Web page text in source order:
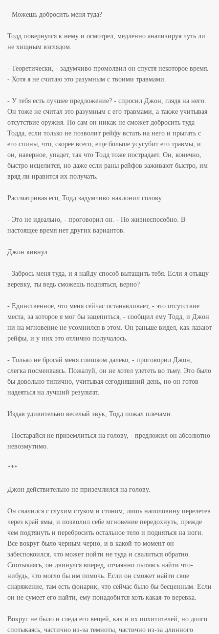
- Можешь добросить меня туда?
Тодд повернулся к нему и осмотрел, медленно анализируя чуть ли
не хищным взглядом.
- Теоретически, - задумчиво промолвил он спустя некоторое время.
- Хотя я не считаю это разумным с твоими травмами.
- У тебя есть лучшее предложение? - спросил Джон, глядя на него.
Он тоже не считал это разумным с его травмами, а также учитывая
отсутствие оружия. Но сам он никак не сможет добросить туда
Тодда, если только не позволит рейфу встать на него и прыгать с
его спины, что, скорее всего, еще больше усугубит его травмы, и
он, наверное, упадет, так что Тодд тоже пострадает. Он, конечно,
быстро исцелится, но даже если раны рейфов заживают быстро, им
вряд ли нравится их получать.
Рассматривая его, Тодд задумчиво наклонил голову.
- Это не идеально, - проговорил он. - Но жизнеспособно. В
настоящее время нет других вариантов.
Джон кивнул.
- Забрось меня туда, и я найду способ вытащить тебя. Если я отыщу
веревку, ты ведь сможешь подняться, верно?
- Единственное, что меня сейчас останавливает, - это отсутствие
места, за которое я мог бы зацепиться, - сообщил ему Тодд, и Джон
ни на мгновение не усомнился в этом. Он раньше видел, как лазают
рейфы, и у них это отлично получалось.
- Только не бросай меня слишком далеко, - проговорил Джон,
слегка посмеиваясь. Пожалуй, он не хотел улететь во тьму. Это было
бы довольно типично, учитывая сегодняшний день, но он готов
надеяться на лучший результат.
Издав удивительно веселый звук, Тодд пожал плечами.
- Постарайся не приземлиться на голову, - предложил он абсолютно
невозмутимо.
***
Джон действительно не приземлился на голову.
Он свалился с глухим стуком и стоном, лишь наполовину перелетев
через край ямы, и позволил себе мгновение передохнуть, прежде
чем подтянуть и перебросить остальное тело и подняться на ноги.
Все вокруг было черным-черно, и в какой-то момент он
забеспокоился, что может пойти не туда и свалиться обратно.
Спотыкаясь, он двинулся вперед, отчаянно пытаясь найти что-
нибудь, что могло бы им помочь. Если он сможет найти свое
снаряжение, там есть фонарик, что сейчас было бы бесценным. Если
он не сумеет его найти, ему понадобится хоть какая-то веревка.
Вокруг не было и следа его вещей, как и их похитителей, но долго
спотыкаясь, частично из-за темноты, частично из-за длинного